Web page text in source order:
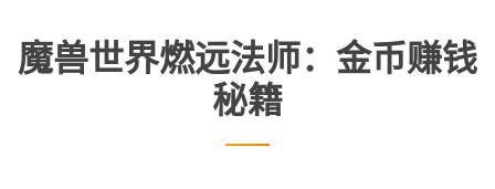
魔兽世界燃远法师：金币赚钱
秘籍